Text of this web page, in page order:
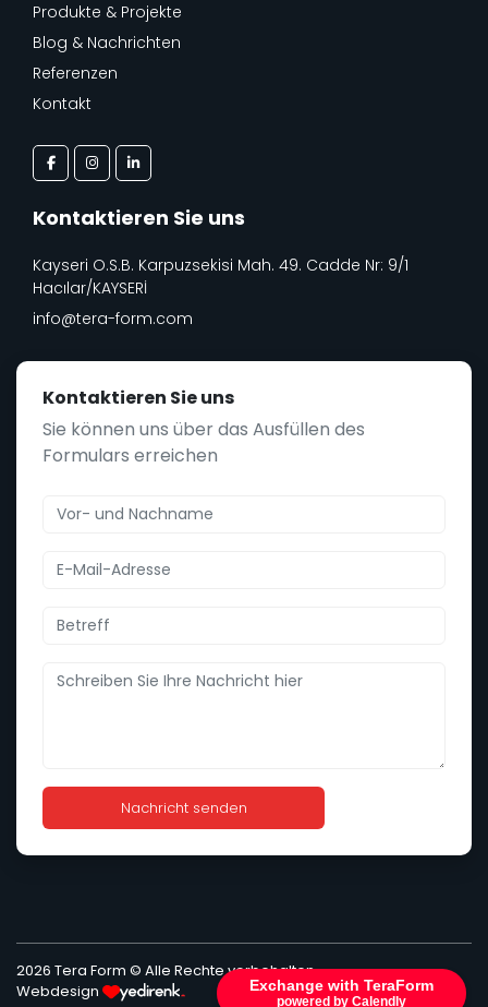
Exchange with TeraForm
powered by Calendly
Produkte & Projekte
Blog & Nachrichten
Referenzen
Kontakt
Kontaktieren Sie uns
Kayseri O.S.B. Karpuzsekisi Mah. 49. Cadde Nr: 9/1
Hacılar/KAYSERİ
info@tera-form.com
Kontaktieren Sie uns
Sie können uns über das Ausfüllen des
Formulars erreichen
Nachricht senden
2026 Tera Form © Alle Rechte vorbehalten.
Webdesign